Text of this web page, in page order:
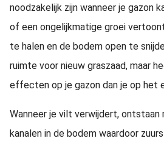
noodzakelijk zijn wanneer je gazon
of een ongelijkmatige groei
te halen en de bodem open te
ruimte voor nieuw graszaad, maar
effecten op je gazon dan je op het
Wanneer je vilt verwijdert, ontstaan
kanalen in de bodem waardoor